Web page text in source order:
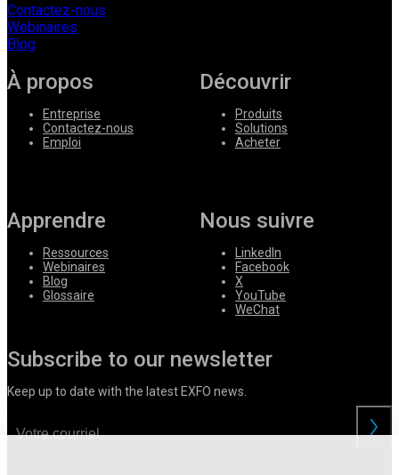
Suppliers
Contactez-nous
Webinaires
Blog
À propos
Entreprise
Contactez-nous
Emploi
Découvrir
Produits
Solutions
Acheter
Apprendre
Ressources
Webinaires
Blog
Glossaire
Nous suivre
LinkedIn
Facebook
X
YouTube
WeChat
Subscribe to our newsletter
Keep up to date with the latest EXFO news.